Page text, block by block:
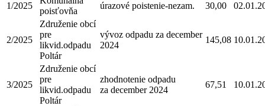
1/2025
poisťovňa
úrazové poistenie-nezam. 30,00
2/2025
Združenie obcí
pre
likvid.odpadu
Poltár
vývoz odpadu za december
2024
145,08
3/2025
Združenie obcí
pre
likvid.odpadu
Poltár
zhodnotenie odpadu
za december 2024
67,51